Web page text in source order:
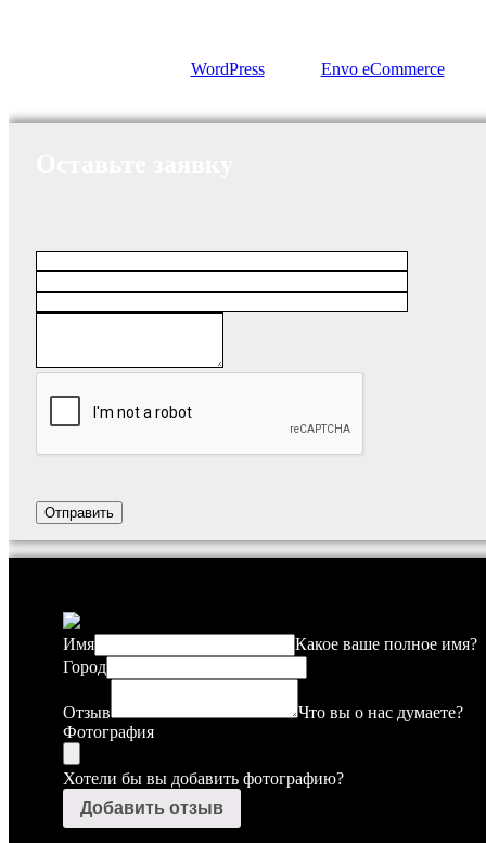
WordPress Envo eCommerce
Имя
Какое ваше полное имя?
Город
Отзыв
Что вы о нас думаете?
Фотография
Хотели бы вы добавить фотографию?